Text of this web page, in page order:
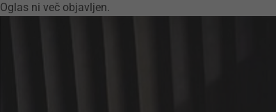
Oglas ni več objavljen.